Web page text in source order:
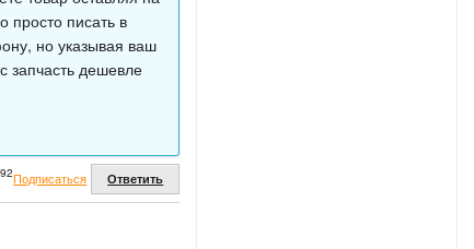
просто писать в
но указывая ваш
запчасть дешевле
Подписаться Ответить